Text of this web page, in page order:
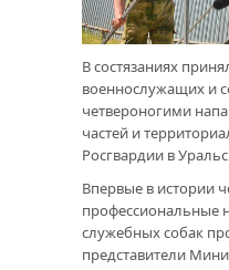
В состязаниях
военнослужащих и
четвероногими
частей и
Росгвардии в
Впервые в истории
профессиональные
служебных собак
представители